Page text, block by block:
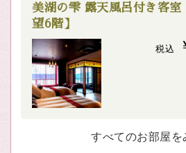
美湖の雫 露天風呂付き客室
望6階】
税込
すべてのお部屋を